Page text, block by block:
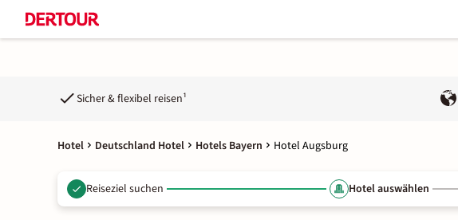
Sicher & flexibel reisen¹
Hotel Deutschland Hotel Hotels Bayern Hotel Augsburg
Reiseziel suchen Hotel auswählen